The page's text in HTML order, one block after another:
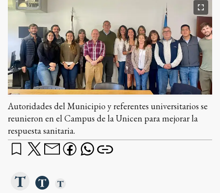
Autoridades del Municipio y referentes universitarios se
reunieron en el Campus de la Unicen para mejorar la
respuesta sanitaria.